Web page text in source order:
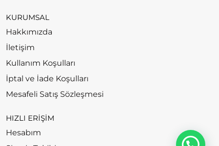
KURUMSAL
Hakkımızda
İletişim
Kullanım Koşulları
İptal ve İade Koşulları
Mesafeli Satış Sözleşmesi
HIZLI ERİŞİM
Hesabım